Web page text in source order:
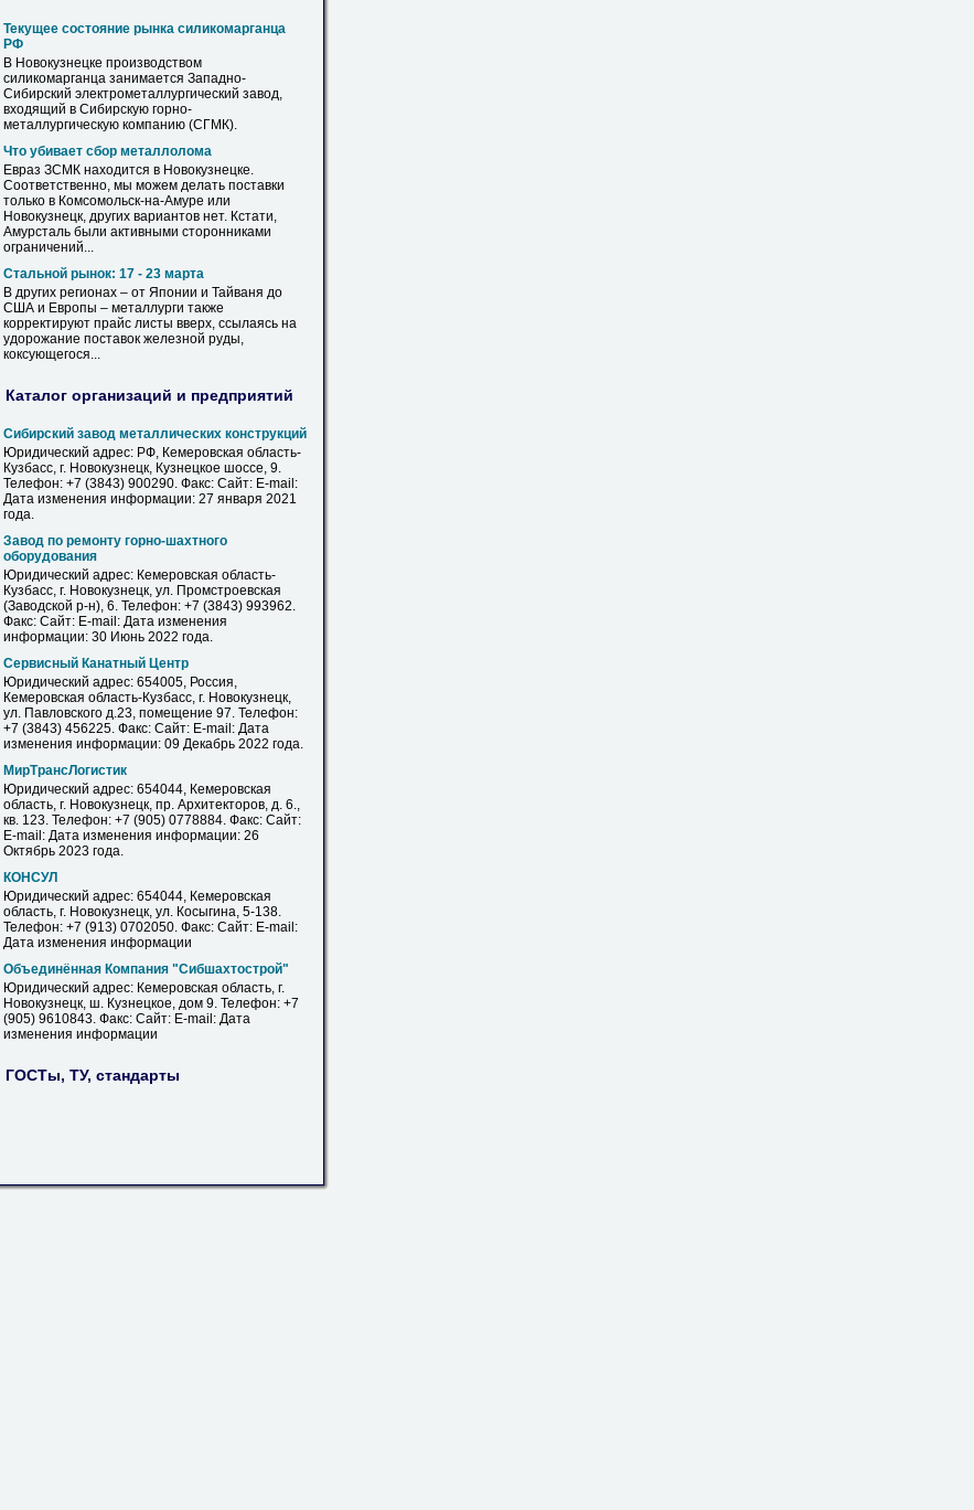
Текущее состояние рынка силикомарганца
РФ
В Новокузнецке производством
силикомарганца занимается Западно-
Сибирский электрометаллургический завод,
входящий в Сибирскую горно-
металлургическую компанию (СГМК).
Что убивает сбор металлолома
Евраз ЗСМК находится в Новокузнецке.
Соответственно, мы можем делать поставки
только в Комсомольск-на-Амуре или
Новокузнецк, других вариантов нет. Кстати,
Амурсталь были активными сторонниками
ограничений...
Стальной рынок: 17 - 23 марта
В других регионах – от Японии и Тайваня до
США и Европы – металлурги также
корректируют прайс листы вверх, ссылаясь на
удорожание поставок железной руды,
коксующегося...
Каталог организаций и предприятий
Сибирский завод металлических конструкций
Юридический адрес: РФ, Кемеровская область-
Кузбасс, г. Новокузнецк, Кузнецкое шоссе, 9.
Телефон: +7 (3843) 900290. Факс: Сайт: E-mail:
Дата изменения информации: 27 января 2021
года.
Завод по ремонту горно-шахтного
оборудования
Юридический адрес: Кемеровская область-
Кузбасс, г. Новокузнецк, ул. Промстроевская
(Заводской р-н), 6. Телефон: +7 (3843) 993962.
Факс: Сайт: E-mail: Дата изменения
информации: 30 Июнь 2022 года.
Сервисный Канатный Центр
Юридический адрес: 654005, Россия,
Кемеровская область-Кузбасс, г. Новокузнецк,
ул. Павловского д.23, помещение 97. Телефон:
+7 (3843) 456225. Факс: Сайт: E-mail: Дата
изменения информации: 09 Декабрь 2022 года.
МирТрансЛогистик
Юридический адрес: 654044, Кемеровская
область, г. Новокузнецк, пр. Архитекторов, д. 6.,
кв. 123. Телефон: +7 (905) 0778884. Факс: Сайт:
E-mail: Дата изменения информации: 26
Октябрь 2023 года.
КОНСУЛ
Юридический адрес: 654044, Кемеровская
область, г. Новокузнецк, ул. Косыгина, 5-138.
Телефон: +7 (913) 0702050. Факс: Сайт: E-mail:
Дата изменения информации
Объединённая Компания "Сибшахтострой"
Юридический адрес: Кемеровская область, г.
Новокузнецк, ш. Кузнецкое, дом 9. Телефон: +7
(905) 9610843. Факс: Сайт: E-mail: Дата
изменения информации
ГОСТы, ТУ, стандарты